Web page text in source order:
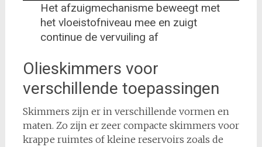
Het afzuigmechanisme beweegt met
het vloeistofniveau mee en zuigt
continue de vervuiling af
Olieskimmers voor
verschillende toepassingen
Skimmers zijn er in verschillende vormen en
maten. Zo zijn er zeer compacte skimmers voor
krappe ruimtes of kleine reservoirs zoals de